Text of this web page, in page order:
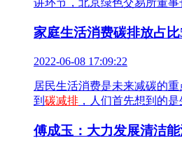
讲环节，北京绿色交易所董
家庭生活消费碳排放占比
2022-06-08 17:09:22
居民生活消费是未来减碳的
到 碳减排 ，人们首先想到的
傅成玉：大力发展清洁